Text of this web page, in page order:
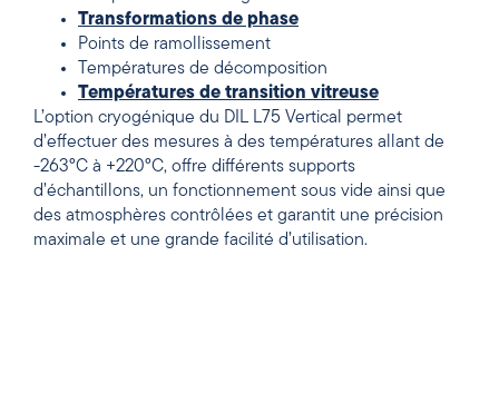
Transformations de phase
Points de ramollissement
Températures de décomposition
Températures de transition vitreuse
L’option cryogénique du DIL L75 Vertical permet
d’effectuer des mesures à des températures allant de
-263°C à +220°C, offre différents supports
d’échantillons, un fonctionnement sous vide ainsi que
des atmosphères contrôlées et garantit une précision
maximale et une grande facilité d’utilisation.